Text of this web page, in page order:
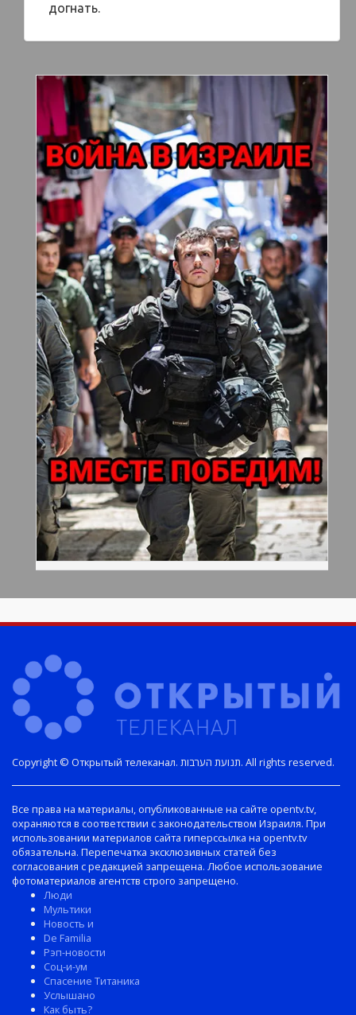
догнать.
Copyright © Открытый телеканал. תנועת הערבות. All rights reserved.
Все права на материалы, опубликованные на сайте opentv.tv,
охраняются в соответствии с законодательством Израиля. При
использовании материалов сайта гиперссылка на opentv.tv
обязательна. Перепечатка эксклюзивных статей без
согласования с редакцией запрещена. Любое использование
фотоматериалов агентств строго запрещено.
Люди
Мультики
Новость и
De Familia
Рэп-новости
Соц-и-ум
Спасение Титаника
Услышано
Как быть?